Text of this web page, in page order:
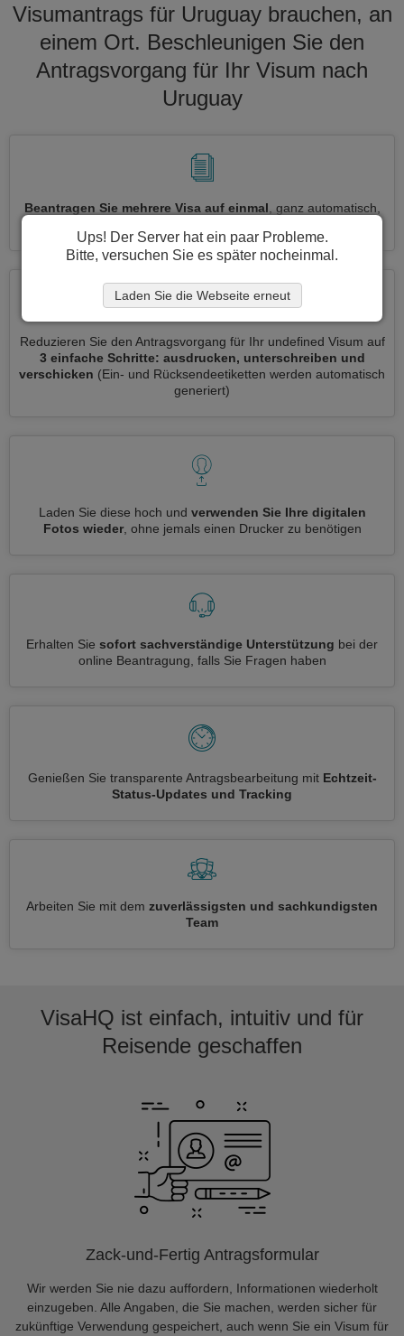
Visumantrags für Uruguay brauchen, an
einem Ort. Beschleunigen Sie den
Antragsvorgang für Ihr Visum nach
Uruguay
Beantragen Sie mehrere Visa auf einmal , ganz automatisch,
Reduzieren Sie den Antragsvorgang für Ihr undefined Visum auf
3 einfache Schritte: ausdrucken, unterschreiben und
verschicken (Ein- und Rücksendeetiketten werden automatisch
generiert)
Laden Sie diese hoch und verwenden Sie Ihre digitalen
Fotos wieder, ohne jemals einen Drucker zu benötigen
Erhalten Sie sofort sachverständige Unterstützung bei der
online Beantragung, falls Sie Fragen haben
Genießen Sie transparente Antragsbearbeitung mit Echtzeit-
Status-Updates und Tracking
Arbeiten Sie mit dem zuverlässigsten und sachkundigsten
Team
VisaHQ ist einfach, intuitiv und für
Reisende geschaffen
Zack-und-Fertig Antragsformular
Wir werden Sie nie dazu auffordern, Informationen wiederholt
einzugeben. Alle Angaben, die Sie machen, werden sicher für
zukünftige Verwendung gespeichert, auch wenn Sie ein Visum für
Ups! Der Server hat ein paar Probleme.
Bitte, versuchen Sie es später nocheinmal.
Laden Sie die Webseite erneut